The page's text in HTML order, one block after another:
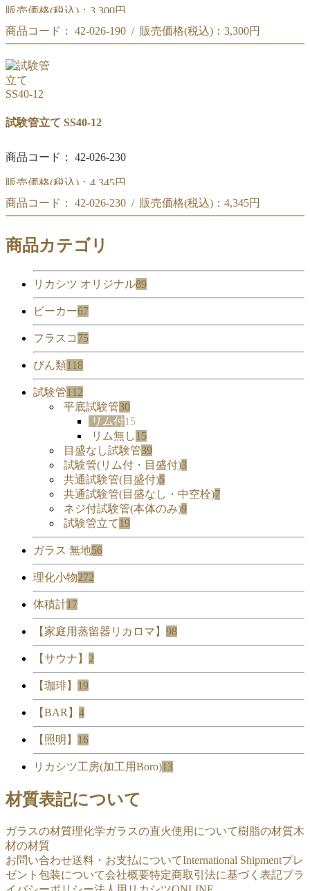
販売価格(税込)： 3,300円
(#252)試験管立て SS30-10
商品コード： 42-026-190 / 販売価格(税込)： 3,300円
(#252)試験管立て SS30-10
試験管立て SS40-12
商品コード： 42-026-230
販売価格(税込)： 4,345円
(#253)試験管立て SS40-12
商品コード： 42-026-230 / 販売価格(税込)： 4,345円
商品カテゴリ
リカシツ オリジナル89
ビーカー67
フラスコ 75
びん類118
試験管112
平底試験管30
リム付15
リム無し 15
目盛なし試験管39
試験管(リム付・目盛付)3
共通試験管(目盛付)5
共通試験管(目盛なし・中空栓)7
ネジ付試験管(本体のみ)9
試験管立て 19
ガラス 無地56
理化小物272
体積計17
【家庭用蒸留器リカロマ】 98
【サウナ】 2
【珈琲】 19
【BAR】 4
【照明】 16
リカシツ工房(加工用Boro)13
材質表記について
ガラスの材質理化学ガラスの直火使用について樹脂の材質木
材の材質
お問い合わせ送料・お支払についてInternational Shipmentプレ
ゼント包装について会社概要特定商取引法に基づく表記プラ